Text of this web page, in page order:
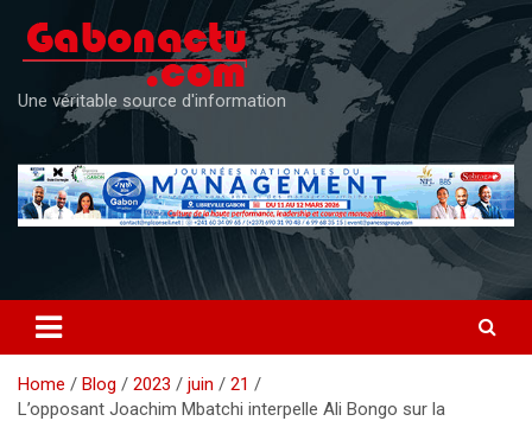
content
Une véritable source d'information
Home Blog 2023 juin
21
L’opposant Joachim Mbatchi interpelle Ali Bongo sur la